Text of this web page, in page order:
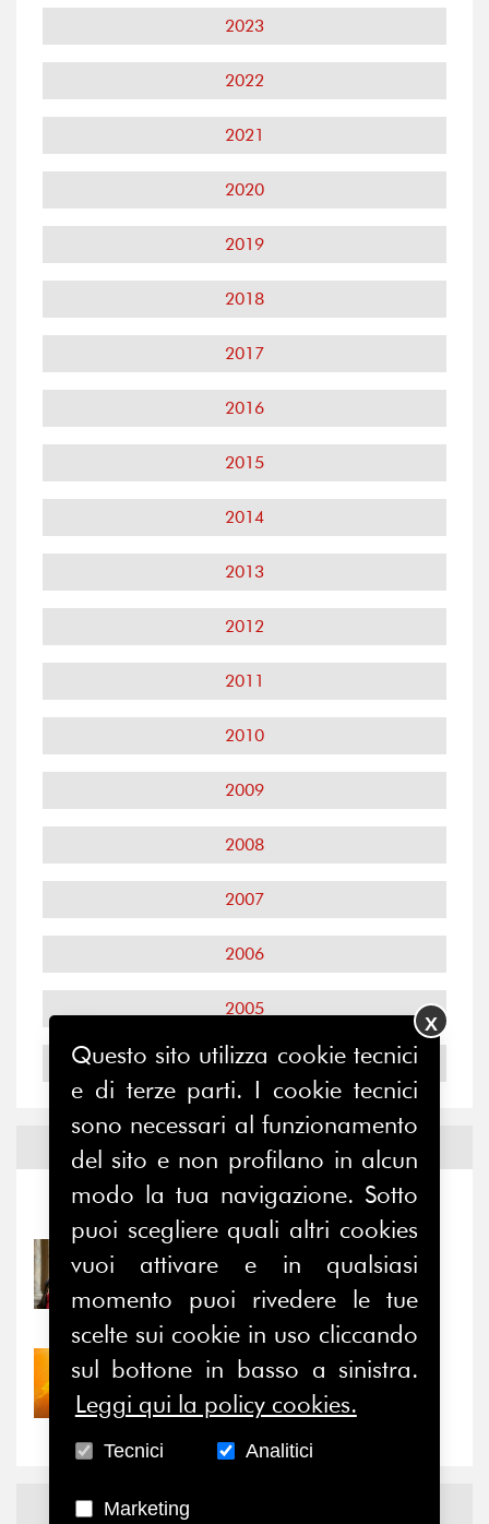
2023
2022
2021
2020
2019
2018
2017
2016
2015
2014
2013
2012
2011
2010
2009
2008
2007
2006
2005
2004
Eventi
Notizie- Eventi
31/07/2026
Prima della pausa estiva,
il valore di...
30/07/2026
Nove anni dopo la
“grande cecità”: la...
News
Questo sito utilizza cookie tecnici
e di terze parti. I cookie tecnici
sono necessari al funzionamento
del sito e non profilano in alcun
modo la tua navigazione. Sotto
puoi scegliere quali altri cookies
vuoi attivare e in qualsiasi
momento puoi rivedere le tue
scelte sui cookie in uso cliccando
sul bottone in basso a sinistra.
Leggi qui la policy cookies.
Tecnici Analitici
Marketing
X